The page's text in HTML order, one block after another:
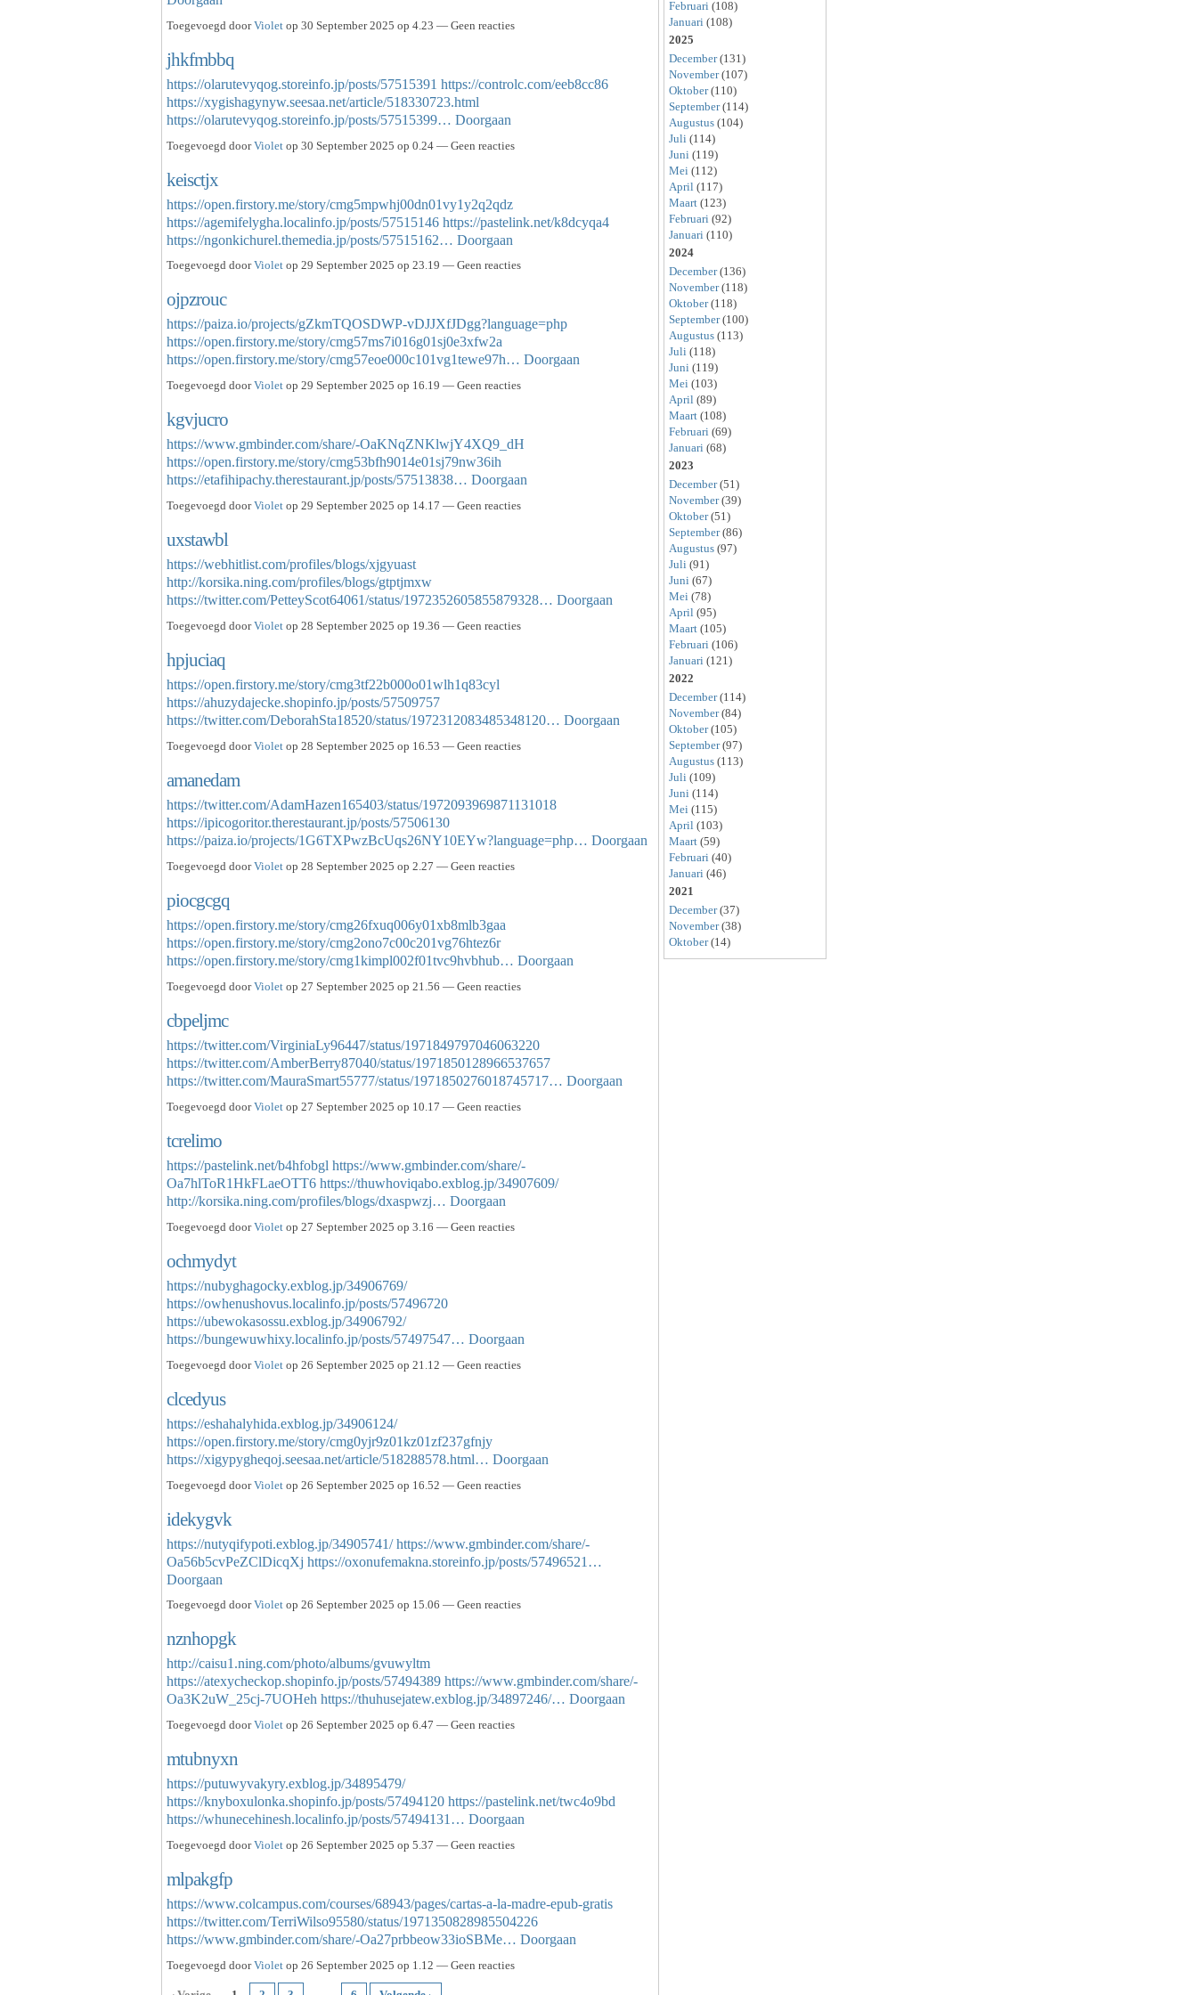
Toegevoegd doorViolet op 30 September 2025 op 4.23 — Geen reacties
jhkfmbbq
https://olarutevyqog.storeinfo.jp/posts/57515391 https://controlc.com/eeb8cc86
https://xygishagynyw.seesaa.net/article/518330723.html
https://olarutevyqog.storeinfo.jp/posts/57515399… Doorgaan
Toegevoegd doorViolet op 30 September 2025 op 0.24 — Geen reacties
keisctjx
https://open.firstory.me/story/cmg5mpwhj00dn01vy1y2q2qdz
https://agemifelygha.localinfo.jp/posts/57515146 https://pastelink.net/k8dcyqa4
https://ngonkichurel.themedia.jp/posts/57515162… Doorgaan
Toegevoegd doorViolet op 29 September 2025 op 23.19 — Geen reacties
ojpzrouc
https://paiza.io/projects/gZkmTQOSDWP-vDJJXfJDgg?language=php
https://open.firstory.me/story/cmg57ms7i016g01sj0e3xfw2a
https://open.firstory.me/story/cmg57eoe000c101vg1tewe97h… Doorgaan
Toegevoegd doorViolet op 29 September 2025 op 16.19 — Geen reacties
kgvjucro
https://www.gmbinder.com/share/-OaKNqZNKlwjY4XQ9_dH
https://open.firstory.me/story/cmg53bfh9014e01sj79nw36ih
https://etafihipachy.therestaurant.jp/posts/57513838… Doorgaan
Toegevoegd doorViolet op 29 September 2025 op 14.17 — Geen reacties
uxstawbl
https://webhitlist.com/profiles/blogs/xjgyuast
http://korsika.ning.com/profiles/blogs/gtptjmxw
https://twitter.com/PetteyScot64061/status/1972352605855879328… Doorgaan
Toegevoegd doorViolet op 28 September 2025 op 19.36 — Geen reacties
hpjuciaq
https://open.firstory.me/story/cmg3tf22b000o01wlh1q83cyl
https://ahuzydajecke.shopinfo.jp/posts/57509757
https://twitter.com/DeborahSta18520/status/1972312083485348120… Doorgaan
Toegevoegd doorViolet op 28 September 2025 op 16.53 — Geen reacties
amanedam
https://twitter.com/AdamHazen165403/status/1972093969871131018
https://ipicogoritor.therestaurant.jp/posts/57506130
https://paiza.io/projects/1G6TXPwzBcUqs26NY10EYw?language=php… Doorgaan
Toegevoegd doorViolet op 28 September 2025 op 2.27 — Geen reacties
piocgcgq
https://open.firstory.me/story/cmg26fxuq006y01xb8mlb3gaa
https://open.firstory.me/story/cmg2ono7c00c201vg76htez6r
https://open.firstory.me/story/cmg1kimpl002f01tvc9hvbhub… Doorgaan
Toegevoegd doorViolet op 27 September 2025 op 21.56 — Geen reacties
cbpeljmc
https://twitter.com/VirginiaLy96447/status/1971849797046063220
https://twitter.com/AmberBerry87040/status/1971850128966537657
https://twitter.com/MauraSmart55777/status/1971850276018745717… Doorgaan
Toegevoegd doorViolet op 27 September 2025 op 10.17 — Geen reacties
tcrelimo
https://pastelink.net/b4hfobgl https://www.gmbinder.com/share/-
Oa7hlToR1HkFLaeOTT6 https://thuwhoviqabo.exblog.jp/34907609/
http://korsika.ning.com/profiles/blogs/dxaspwzj… Doorgaan
Toegevoegd doorViolet op 27 September 2025 op 3.16 — Geen reacties
ochmydyt
https://nubyghagocky.exblog.jp/34906769/
https://owhenushovus.localinfo.jp/posts/57496720
https://ubewokasossu.exblog.jp/34906792/
https://bungewuwhixy.localinfo.jp/posts/57497547… Doorgaan
Toegevoegd doorViolet op 26 September 2025 op 21.12 — Geen reacties
clcedyus
https://eshahalyhida.exblog.jp/34906124/
https://open.firstory.me/story/cmg0yjr9z01kz01zf237gfnjy
https://xigypygheqoj.seesaa.net/article/518288578.html… Doorgaan
Toegevoegd doorViolet op 26 September 2025 op 16.52 — Geen reacties
idekygvk
https://nutyqifypoti.exblog.jp/34905741/ https://www.gmbinder.com/share/-
Oa56b5cvPeZClDicqXj https://oxonufemakna.storeinfo.jp/posts/57496521…
Doorgaan
Toegevoegd doorViolet op 26 September 2025 op 15.06 — Geen reacties
nznhopgk
http://caisu1.ning.com/photo/albums/gvuwyltm
https://atexycheckop.shopinfo.jp/posts/57494389 https://www.gmbinder.com/share/-
Oa3K2uW_25cj-7UOHeh https://thuhusejatew.exblog.jp/34897246/… Doorgaan
Toegevoegd doorViolet op 26 September 2025 op 6.47 — Geen reacties
mtubnyxn
https://putuwyvakyry.exblog.jp/34895479/
https://knyboxulonka.shopinfo.jp/posts/57494120 https://pastelink.net/twc4o9bd
https://whunecehinesh.localinfo.jp/posts/57494131… Doorgaan
Toegevoegd doorViolet op 26 September 2025 op 5.37 — Geen reacties
mlpakgfp
https://www.colcampus.com/courses/68943/pages/cartas-a-la-madre-epub-gratis
https://twitter.com/TerriWilso95580/status/1971350828985504226
https://www.gmbinder.com/share/-Oa27prbbeow33ioSBMe… Doorgaan
Toegevoegd doorViolet op 26 September 2025 op 1.12 — Geen reacties
Februari (108)
Januari (108)
2025
December(131)
November(107)
Oktober(110)
September(114)
Augustus (104)
Juli (114)
Juni (119)
Mei (112)
April (117)
Maart (123)
Februari (92)
Januari (110)
2024
December(136)
November(118)
Oktober(118)
September(100)
Augustus (113)
Juli (118)
Juni (119)
Mei (103)
April (89)
Maart (108)
Februari (69)
Januari (68)
2023
December(51)
November(39)
Oktober(51)
September(86)
Augustus (97)
Juli (91)
Juni (67)
Mei (78)
April (95)
Maart (105)
Februari (106)
Januari (121)
2022
December(114)
November(84)
Oktober(105)
September(97)
Augustus (113)
Juli (109)
Juni (114)
Mei (115)
April (103)
Maart (59)
Februari (40)
Januari (46)
2021
December(37)
November(38)
Oktober(14)